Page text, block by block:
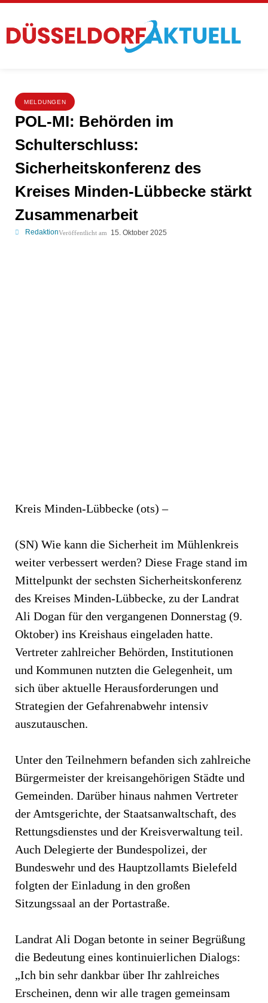
MELDUNGEN
POL-MI: Behörden im
Schulterschluss:
Sicherheitskonferenz des
Kreises Minden-Lübbecke stärkt
Zusammenarbeit
RedaktionVeröffentlicht am 15. Oktober 2025
Kreis Minden-Lübbecke (ots) –
(SN) Wie kann die Sicherheit im Mühlenkreis
weiter verbessert werden? Diese Frage stand im
Mittelpunkt der sechsten Sicherheitskonferenz
des Kreises Minden-Lübbecke, zu der Landrat
Ali Dogan für den vergangenen Donnerstag (9.
Oktober) ins Kreishaus eingeladen hatte.
Vertreter zahlreicher Behörden, Institutionen
und Kommunen nutzten die Gelegenheit, um
sich über aktuelle Herausforderungen und
Strategien der Gefahrenabwehr intensiv
auszutauschen.
Unter den Teilnehmern befanden sich zahlreiche
Bürgermeister der kreisangehörigen Städte und
Gemeinden. Darüber hinaus nahmen Vertreter
der Amtsgerichte, der Staatsanwaltschaft, des
Rettungsdienstes und der Kreisverwaltung teil.
Auch Delegierte der Bundespolizei, der
Bundeswehr und des Hauptzollamts Bielefeld
folgten der Einladung in den großen
Sitzungssaal an der Portastraße.
Landrat Ali Dogan betonte in seiner Begrüßung
die Bedeutung eines kontinuierlichen Dialogs:
„Ich bin sehr dankbar über Ihr zahlreiches
Erscheinen, denn wir alle tragen gemeinsam